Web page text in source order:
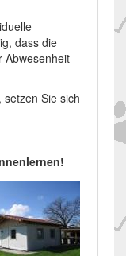
dass die
Abwesenheit
Sie sich